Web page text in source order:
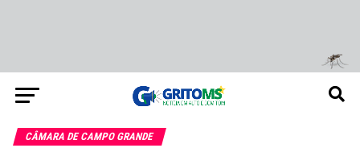
CÂMARA DE CAMPO GRANDE